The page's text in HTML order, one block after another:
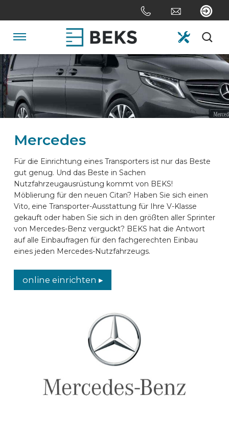
to
content
Jump
to
the
navigation
HOME
ÜBER UNS
SYSTEME
ANPASSUNG
SEKTOREN
AUTOMARKEN
KONTAKT
Mercedes
Für die Einrichtung eines Transporters ist nur das Beste
gut genug. Und das Beste in Sachen
Nutzfahrzeugausrüstung kommt von BEKS!
Möblierung für den neuen Citan? Haben Sie sich einen
Vito, eine Transporter-Ausstattung für Ihre V-Klasse
gekauft oder haben Sie sich in den größten aller Sprinter
von Mercedes-Benz verguckt? BEKS hat die Antwort
auf alle Einbaufragen für den fachgerechten Einbau
eines jeden Mercedes-Nutzfahrzeugs.
online einrichten ▸